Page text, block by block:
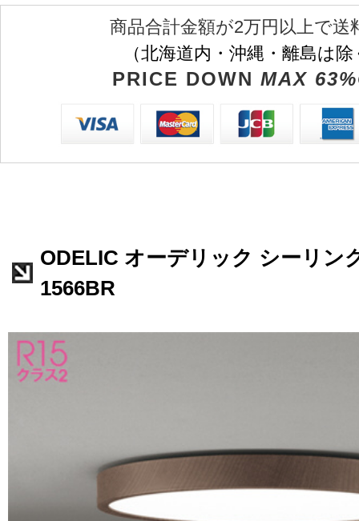
商品合計金額が2万円以上で送
（北海道内・沖縄・離島は
PRICE DOWN MAX
ODELIC オーデリック シーリン
1566BR